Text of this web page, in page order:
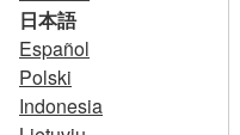
日本語
Español
Polski
Indonesia